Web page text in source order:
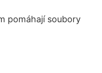
pomáhají soubory